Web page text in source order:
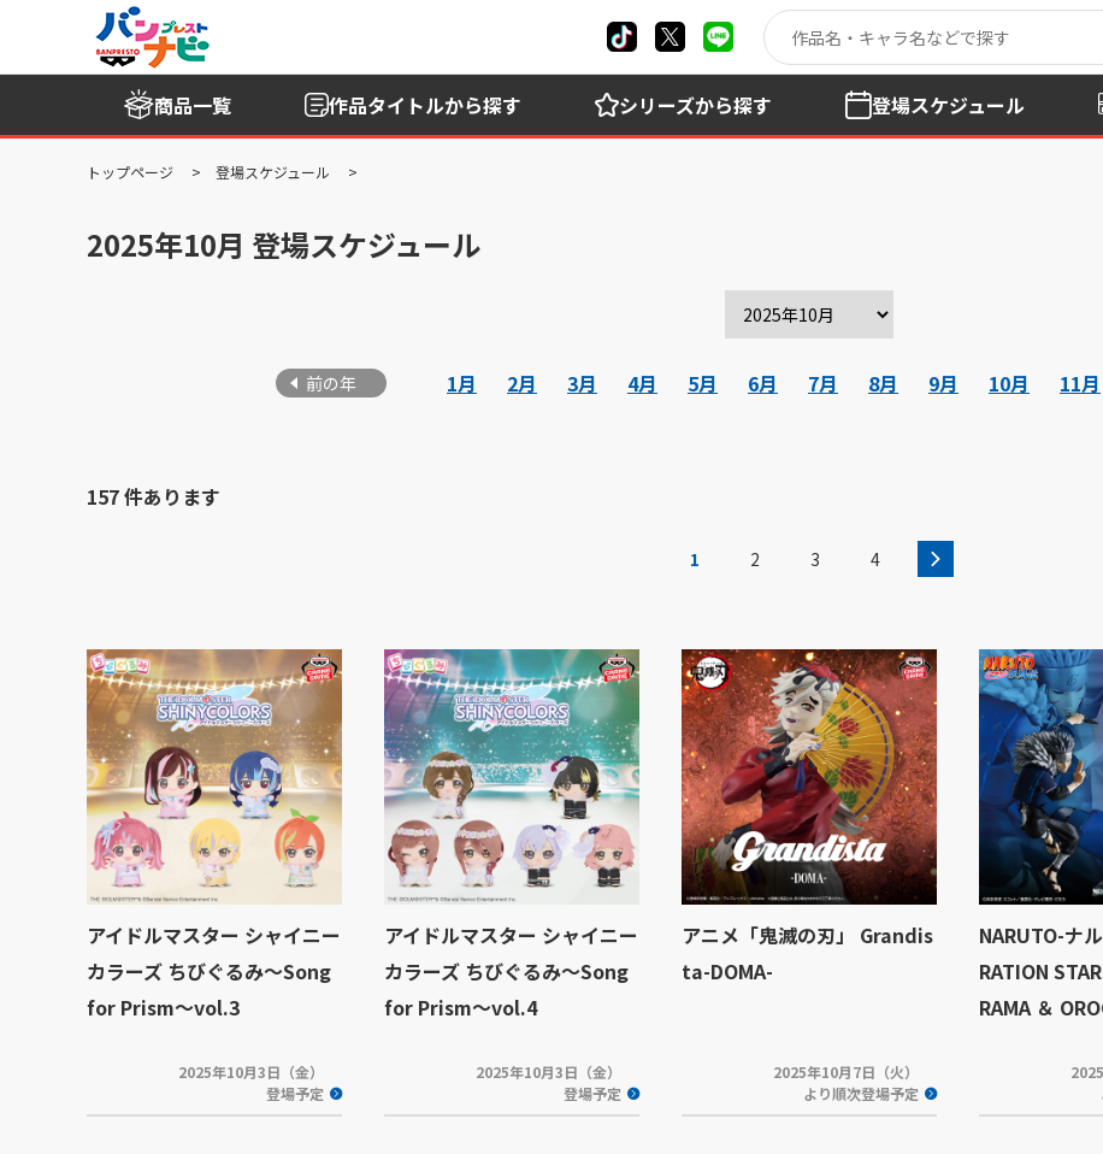
商品一覧 作品タイトルから探す シリーズから探す 登場スケジュール
トップページ 登場スケジュール
2025年10月 登場スケジュール
前の年 1月 2月 3月 4月 5月 6月 7月 8月 9月 10月 11月
157 件あります
1 2 3 4
アイドルマスター シャイニー
カラーズ ちびぐるみ～Song
for Prism～vol.3
2025年10月3日（金）
登場予定
アイドルマスター シャイニー
カラーズ ちびぐるみ～Song
for Prism～vol.4
2025年10月3日（金）
登場予定
アニメ「鬼滅の刃」 Grandis
ta-DOMA-
2025年10月7日（火）
より順次登場予定
NARUTO-ナ
RATION
RAMA ＆